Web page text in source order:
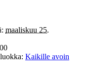
maaliskuu 25.
Kaikille avoin